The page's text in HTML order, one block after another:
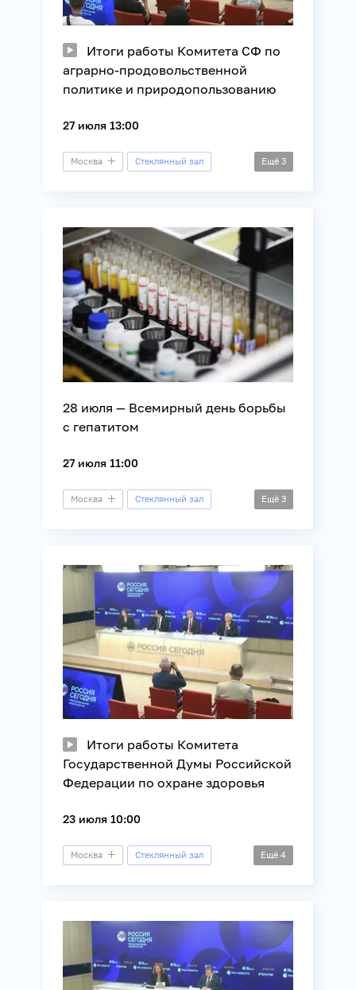
Итоги работы Комитета СФ по
аграрно-продовольственной
политике и природопользованию
27 июля 13:00
Москва Стеклянный зал
Сельское хозяйство
Ещё 3
28 июля — Всемирный день борьбы
с гепатитом
27 июля 11:00
Москва Стеклянный зал Ещё 3
Итоги работы Комитета
Государственной Думы Российской
Федерации по охране здоровья
23 июля 10:00
Москва Стеклянный зал
Общество
Ещё 4